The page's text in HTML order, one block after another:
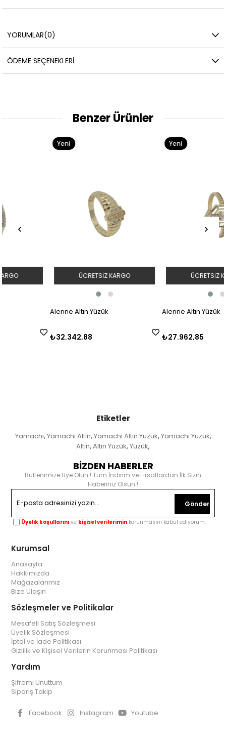
YORUMLAR(0)
ÖDEME SEÇENEKLERI
Benzer Ürünler
Alenne Altın Yüzük
₺32.342,88
ÜCRETSIZ KARGO
Alenne Altın Yüzük
₺27.962,85
ÜCRETSIZ KARGO
Etiketler
Yamachi, Yamachi Altın, Yamachi Altın Yüzük, Yamachi Yüzük,
Altın, Altın Yüzük, Yüzük,
BİZDEN HABERLER
Bültenimize Üye Olun ! Tüm İndirim ve Fırsatlardan İlk Sizin
Haberiniz Olsun !
Gönder
Üyelik koşullarını ve kişisel verilerimin korunmasını kabul ediyorum.
Kurumsal
Anasayfa
Hakkımızda
Mağazalarımız
Bize Ulaşın
Sözleşmeler ve Politikalar
Mesafeli Satış Sözleşmesi
Üyelik Sözleşmesi
İptal ve İade Politikası
Gizlilik ve Kişisel Verilerin Korunması Politikası
Yardım
Şifremi Unuttum
Sipariş Takip
Facebook Instagram Youtube